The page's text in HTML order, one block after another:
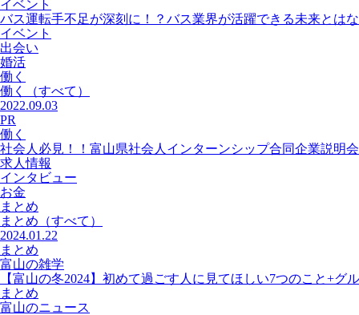
イベント
バス運転手不足が深刻に！？バス業界が活躍できる未来とは
イベント
出会い
婚活
働く
働く
（すべて）
2022.09.03
PR
働く
社会人必見！！富山県社会人インターンシップ合同企業説明会
求人情報
インタビュー
お金
まとめ
まとめ （すべて）
2024.01.22
まとめ
富山の雑学
【富山の冬2024】初めて過ごす人に見てほしい7つのこと+グ
まとめ
富山のニュース